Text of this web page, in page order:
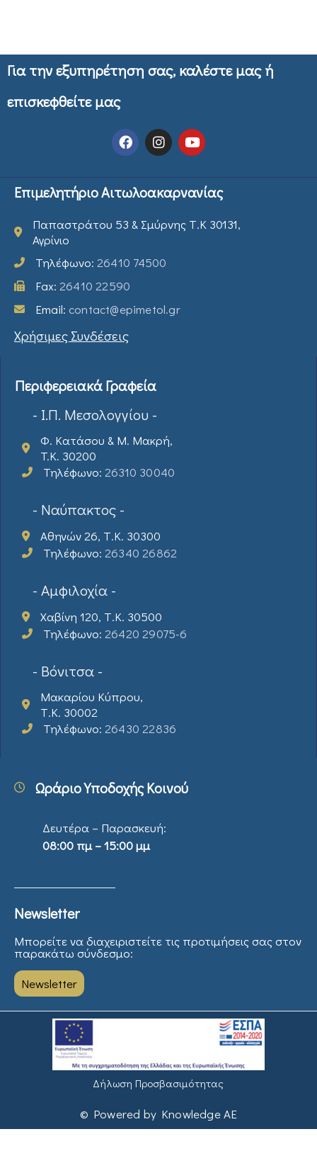
Για την εξυπηρέτηση σας, καλέστε μας ή
επισκεφθείτε μας
Επιμελητήριο Αιτωλοακαρνανίας
Παπαστράτου 53 & Σμύρνης Τ.Κ 30131,
Αγρίνιο
Τηλέφωνο: 26410 74500
Fax: 26410 22590
Email: contact@epimetol.gr
Χρήσιμες Συνδέσεις
Περιφερειακά Γραφεία
- Ι.Π. Μεσολογγίου -
Φ. Κατάσου & Μ. Μακρή,
T.K. 30200
Τηλέφωνο: 26310 30040
- Ναύπακτος -
Αθηνών 26, Τ.Κ. 30300
Τηλέφωνο: 26340 26862
- Αμφιλοχία -
Χαβίνη 120, Τ.Κ. 30500
Τηλέφωνο: 26420 29075-6
- Βόνιτσα -
Μακαρίου Κύπρου,
Τ.Κ. 30002
Τηλέφωνο: 26430 22836
Ωράριο Υποδοχής Κοινού
Δευτέρα – Παρασκευή:
08:00 πμ – 15:00 μμ
Newsletter
Μπορείτε να διαχειριστείτε τις προτιμήσεις σας στον
παρακάτω σύνδεσμο:
Newsletter
Δήλωση Προσβασιμότητας
© Powered by Knowledge AE